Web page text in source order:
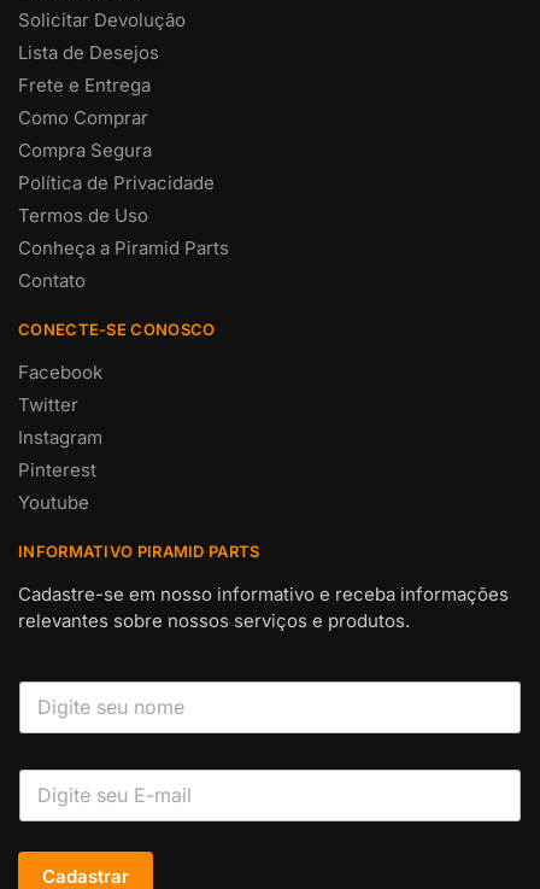
Solicitar Devolução
Lista de Desejos
Frete e Entrega
Como Comprar
Compra Segura
Política de Privacidade
Termos de Uso
Conheça a Piramid Parts
Contato
CONECTE-SE CONOSCO
Facebook
Twitter
Instagram
Pinterest
Youtube
INFORMATIVO PIRAMID PARTS
Cadastre-se em nosso informativo e receba informações
relevantes sobre nossos serviços e produtos.
Cadastrar